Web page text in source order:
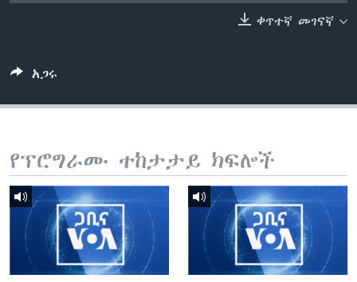
ቀጥተኛ መገናኛ
አጋሩ
የፕሮግራሙ ተከታታይ ክፍሎች